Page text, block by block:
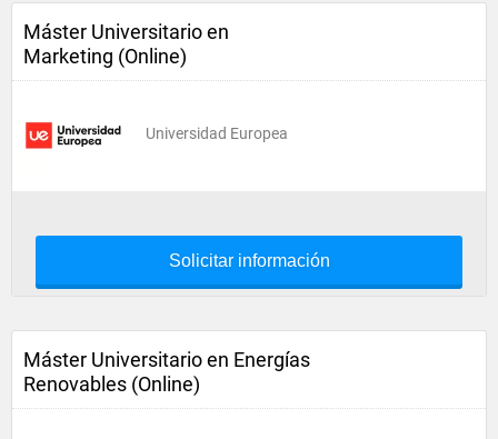
Máster Universitario en
Marketing (Online)
Universidad Europea
Solicitar información
Máster Universitario en Energías
Renovables (Online)